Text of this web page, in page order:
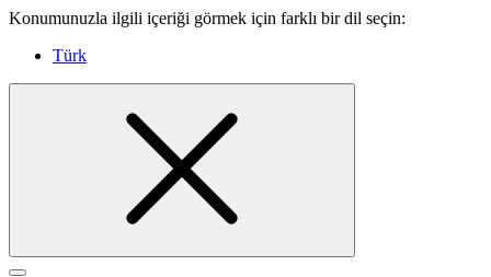
Konumunuzla ilgili içeriği görmek için farklı bir dil seçin:
Türk